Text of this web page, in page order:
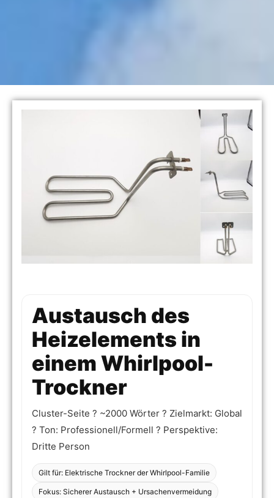
Austausch des
Heizelements in
einem Whirlpool-
Trockner
Cluster-Seite ? ~2000 Wörter ? Zielmarkt: Global
? Ton: Professionell/Formell ? Perspektive:
Dritte Person
Gilt für: Elektrische Trockner der Whirlpool-Familie
Fokus: Sicherer Austausch + Ursachenvermeidung